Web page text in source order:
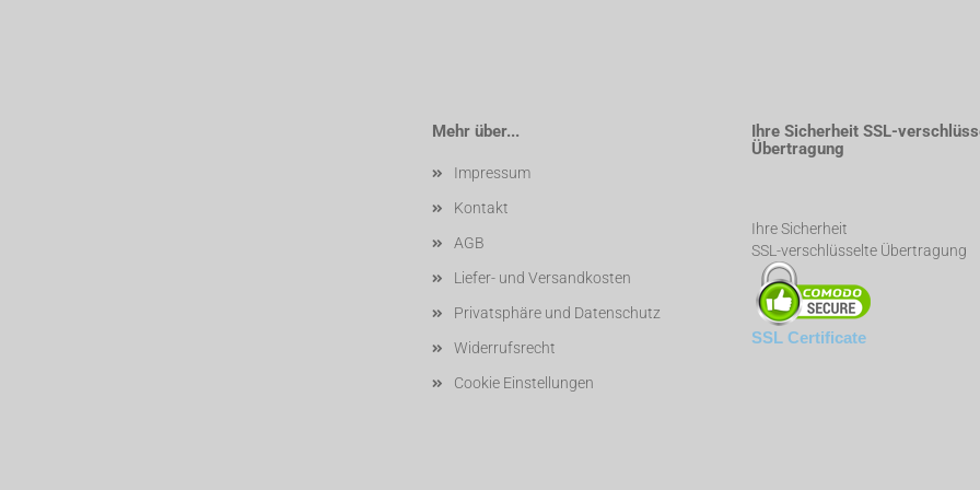
Mehr über...
Impressum
Kontakt
AGB
Liefer- und Versandkosten
Privatsphäre und Datenschutz
Widerrufsrecht
Cookie Einstellungen
Ihre Sicherheit SSL-
Übertragung
Ihre Sicherheit
SSL-verschlüsselte Übertragung
SSL Certificate